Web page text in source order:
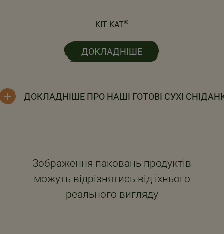
KIT KAT®
ДОКЛАДНІШЕ
ДОКЛАДНІШЕ ПРО НАШІ ГОТОВІ СУХІ
Зображення паковань продуктів
можуть відрізнятись від їхнього
реального вигляду